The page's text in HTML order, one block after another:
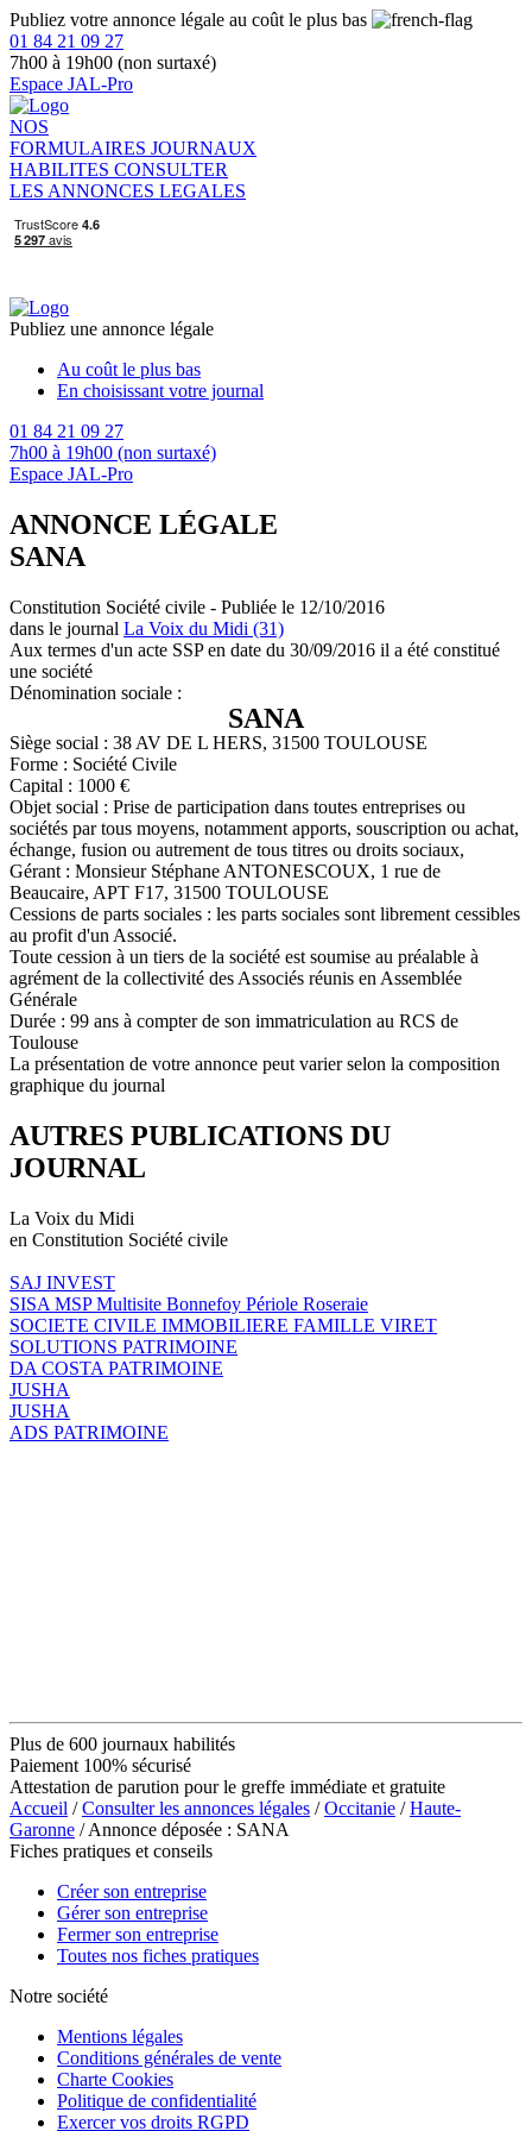
Publiez votre annonce légale au coût le plus bas
01 84 21 09 27
7h00 à 19h00 (non surtaxé)
Espace JAL-Pro
NOS
FORMULAIRES JOURNAUX
HABILITES CONSULTER
LES ANNONCES LEGALES
Publiez une annonce légale
Au coût le plus bas
En choisissant votre journal
01 84 21 09 27
7h00 à 19h00 (non surtaxé)
Espace JAL-Pro
ANNONCE LÉGALE
SANA
Constitution Société civile - Publiée le 12/10/2016
dans le journal La Voix du Midi (31)
Aux termes d'un acte SSP en date du 30/09/2016 il a été constitué
une société
Dénomination sociale :
SANA
Siège social : 38 AV DE L HERS, 31500 TOULOUSE
Forme : Société Civile
Capital : 1000 €
Objet social : Prise de participation dans toutes entreprises ou
sociétés par tous moyens, notamment apports, souscription ou achat,
échange, fusion ou autrement de tous titres ou droits sociaux,
Gérant : Monsieur Stéphane ANTONESCOUX, 1 rue de
Beaucaire, APT F17, 31500 TOULOUSE
Cessions de parts sociales : les parts sociales sont librement cessibles
au profit d'un Associé.
Toute cession à un tiers de la société est soumise au préalable à
agrément de la collectivité des Associés réunis en Assemblée
Générale
Durée : 99 ans à compter de son immatriculation au RCS de
Toulouse
La présentation de votre annonce peut varier selon la composition
graphique du journal
AUTRES PUBLICATIONS DU
JOURNAL
La Voix du Midi
en Constitution Société civile
SAJ INVEST
SISA MSP Multisite Bonnefoy Périole Roseraie
SOCIETE CIVILE IMMOBILIERE FAMILLE VIRET
SOLUTIONS PATRIMOINE
DA COSTA PATRIMOINE
JUSHA
JUSHA
ADS PATRIMOINE
Plus de 600 journaux habilités
Paiement 100% sécurisé
Attestation de parution pour le greffe immédiate et gratuite
Accueil /Consulter les annonces légales /Occitanie /Haute-
Garonne / Annonce déposée : SANA
Fiches pratiques et conseils
Créer son entreprise
Gérer son entreprise
Fermer son entreprise
Toutes nos fiches pratiques
Notre société
Mentions légales
Conditions générales de vente
Charte Cookies
Politique de confidentialité
Exercer vos droits RGPD